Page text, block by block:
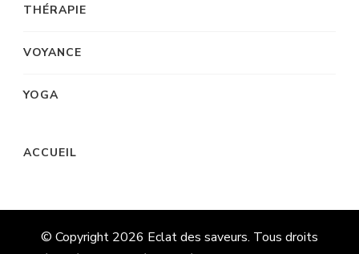
THÉRAPIE
VOYANCE
YOGA
ACCUEIL
© Copyright 2026 Eclat des saveurs. Tous droits